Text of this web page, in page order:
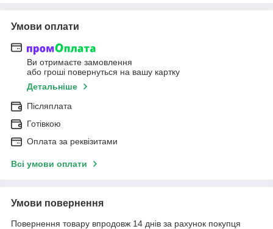
Умови оплати
Ви отримаєте замовлення
або гроші повернуться на вашу картку
Детальніше
Післяплата
Готівкою
Оплата за реквізитами
Всі умови оплати
Умови повернення
Повернення товару впродовж 14 днів за рахунок покупця